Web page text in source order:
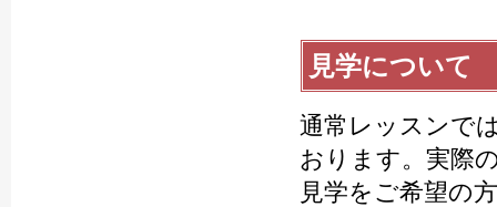
見学について
通常レッスンで
おります。実際
見学をご希望の